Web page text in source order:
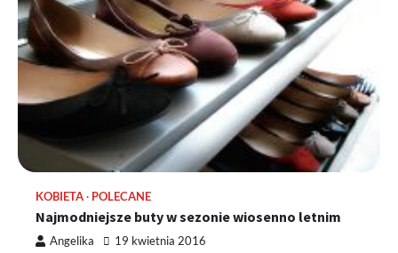
KOBIETA POLECANE
Najmodniejsze buty w sezonie wiosenno letnim
Angelika 19 kwietnia 2016